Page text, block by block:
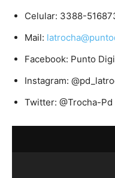
Celular: 3388-
Mail:
Facebook: Punto
Instagram:
Twitter: @Trocha-Pd